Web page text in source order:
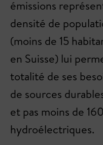
émissions
densité de
(moins de 15
en Suisse) lui
totalité de ses
de sources
et pas moins de
hydroélectriques.